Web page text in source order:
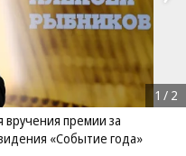
премии за
«Событие года»
1 / 2